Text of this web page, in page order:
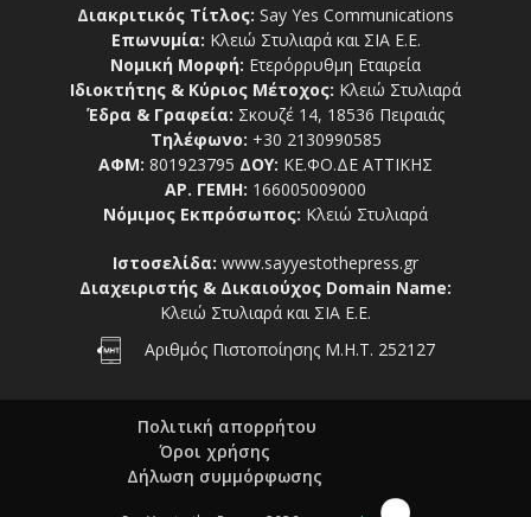
Διακριτικός Τίτλος: Say Yes Communications
Επωνυμία: Κλειώ Στυλιαρά και ΣΙΑ Ε.Ε.
Νομική Μορφή: Ετερόρρυθμη Εταιρεία
Ιδιοκτήτης & Κύριος Μέτοχος: Κλειώ Στυλιαρά
Έδρα & Γραφεία: Σκουζέ 14, 18536 Πειραιάς
Τηλέφωνο: +30 2130990585
ΑΦΜ: 801923795 ΔΟΥ: ΚΕ.ΦΟ.ΔΕ ΑΤΤΙΚΗΣ
ΑΡ. ΓΕΜΗ: 166005009000
Νόμιμος Εκπρόσωπος: Κλειώ Στυλιαρά
Ιστοσελίδα: www.sayyestothepress.gr
Διαχειριστής & Δικαιούχος Domain Name:
Κλειώ Στυλιαρά και ΣΙΑ Ε.Ε.
Αριθμός Πιστοποίησης Μ.Η.Τ. 252127
Πολιτική απορρήτου
Όροι χρήσης
Δήλωση συμμόρφωσης